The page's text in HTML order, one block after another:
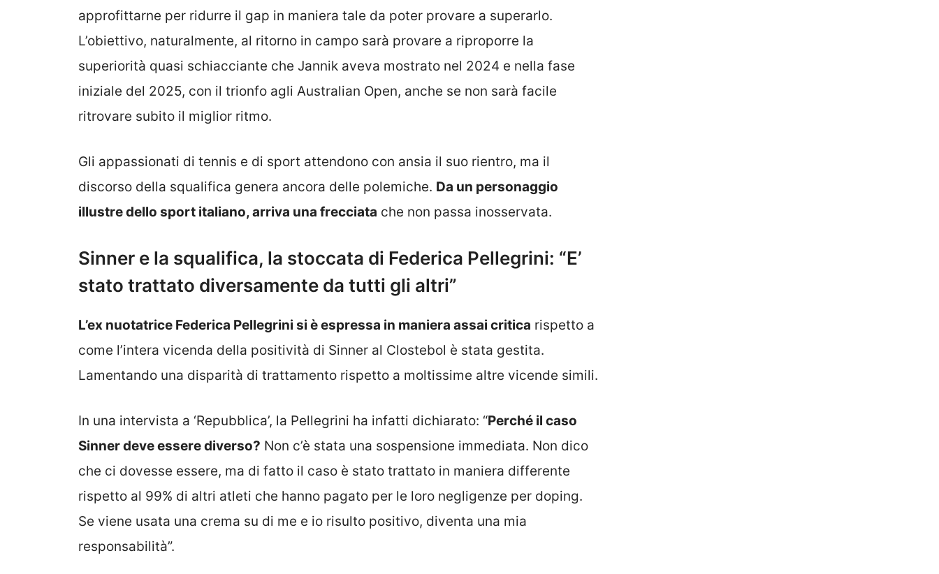
approfittarne per ridurre il gap in maniera tale da poter provare a superarlo.
L’obiettivo, naturalmente, al ritorno in campo sarà provare a riproporre la
superiorità quasi schiacciante che Jannik aveva mostrato nel 2024 e nella fase
iniziale del 2025, con il trionfo agli Australian Open, anche se non sarà facile
ritrovare subito il miglior ritmo.
Gli appassionati di tennis e di sport attendono con ansia il suo rientro, ma il
discorso della squalifica genera ancora delle polemiche. Da un personaggio
illustre dello sport italiano, arriva una frecciata che non passa inosservata.
Sinner e la squalifica, la stoccata di Federica Pellegrini: “E’
stato trattato diversamente da tutti gli altri”
L’ex nuotatrice Federica Pellegrini si è espressa in maniera assai critica rispetto a
come l’intera vicenda della positività di Sinner al Clostebol è stata gestita.
Lamentando una disparità di trattamento rispetto a moltissime altre vicende simili.
In una intervista a ‘Repubblica’, la Pellegrini ha infatti dichiarato: “Perché il caso
Sinner deve essere diverso? Non c’è stata una sospensione immediata. Non dico
che ci dovesse essere, ma di fatto il caso è stato trattato in maniera differente
rispetto al 99% di altri atleti che hanno pagato per le loro negligenze per doping.
Se viene usata una crema su di me e io risulto positivo, diventa una mia
responsabilità”.